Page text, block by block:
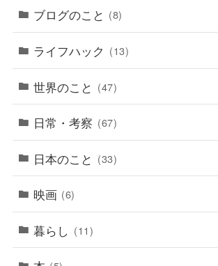
ブログのこと (8)
ライフハック (13)
世界のこと (47)
日常・考察 (67)
日本のこと (33)
映画 (6)
暮らし (11)